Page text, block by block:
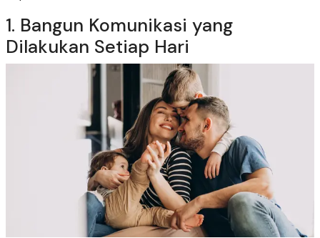
1. Bangun Komunikasi yang
Dilakukan Setiap Hari